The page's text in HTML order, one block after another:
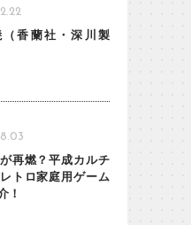
（香蘭社・深川製
再燃？平成カルチ
トロ家庭用ゲーム
！